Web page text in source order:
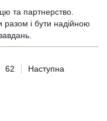
та партнерство.
разом і бути надійною
62 Наступна